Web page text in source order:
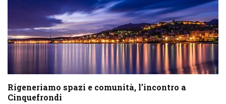
Rigeneriamo spazi e comunità, l’incontro a
Cinquefrondi